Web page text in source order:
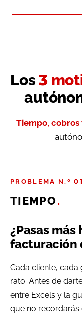
Los3
Tiempo,
PROBLEMA N.º 01
TIEMPO.
¿Pasas
facturación
Cada cliente,
rato. Antes de
entre Excels y la
que no recordarás